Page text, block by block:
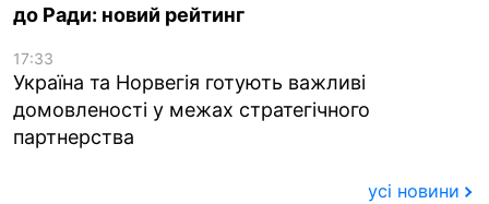
до Ради: новий рейтинг
17:33
Україна та Норвегія готують важливі
домовленості у межах стратегічного
партнерства
усі новини